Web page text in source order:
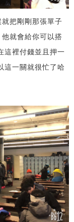
把剛剛那張單子
就會給你可以搭
這裡付錢並且押一
這一關就很忙了哈